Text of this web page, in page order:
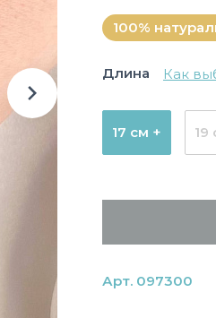
100%
Длина Как
17 см + 19
Арт. 097300